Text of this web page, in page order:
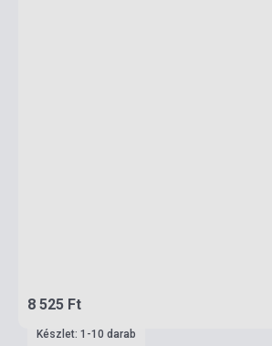
8 525 Ft
Készlet: 1-10 darab